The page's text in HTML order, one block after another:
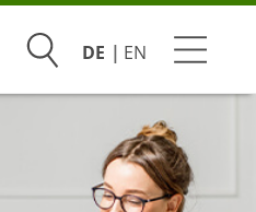
SuchenDE EN